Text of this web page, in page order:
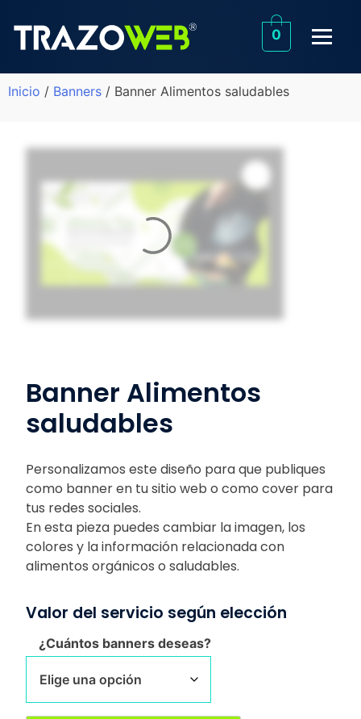
0
Inicio / Banners / Banner Alimentos saludables
Banner Alimentos
saludables
Personalizamos este diseño para que publiques
como banner en tu sitio web o como cover para
tus redes sociales.
En esta pieza puedes cambiar la imagen, los
colores y la información relacionada con
alimentos orgánicos o saludables.
Valor del servicio según elección
¿Cuántos banners deseas?